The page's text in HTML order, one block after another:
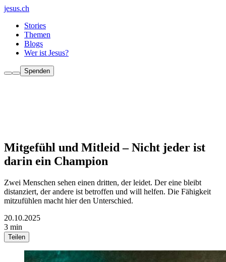
jesus.ch
Stories
Themen
Blogs
Wer ist Jesus?
Spenden
Mitgefühl und Mitleid – Nicht jeder ist
darin ein Champion
Zwei Menschen sehen einen dritten, der leidet. Der eine bleibt
distanziert, der andere ist betroffen und will helfen. Die Fähigkeit
mitzufühlen macht hier den Unterschied.
20.10.2025
3 min
Teilen